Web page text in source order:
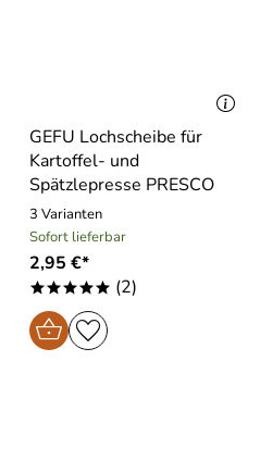
GEFU Lochscheibe für
Kartoffel- und
Spätzlepresse PRESCO
3 Varianten
Sofort lieferbar
2,95 €*
***** (2)